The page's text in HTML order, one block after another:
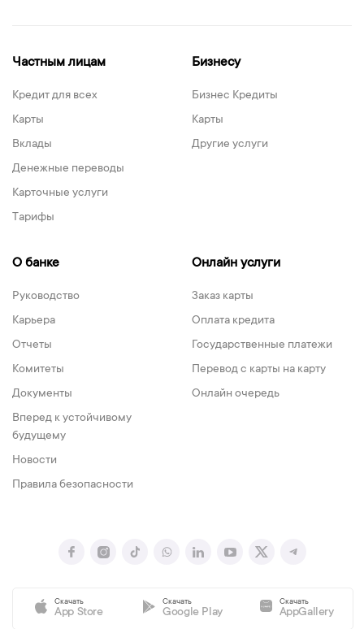
Частным лицам
Кредит для всех
Карты
Вклады
Денежные переводы
Карточные услуги
Тарифы
Бизнесу
Бизнес Кредиты
Карты
Другие услуги
О банке
Руководство
Карьера
Отчеты
Комитеты
Документы
Вперед к устойчивому
будущему
Новости
Правила безопасности
Онлайн услуги
Заказ карты
Оплата кредита
Государственные платежи
Перевод с карты на карту
Онлайн очередь
Скачать
App Store
Скачать
Google Play
Скачать
AppGallery